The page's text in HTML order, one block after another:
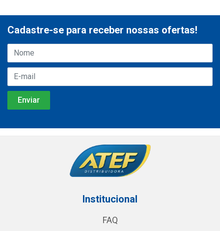
Cadastre-se para receber nossas ofertas!
Institucional
FAQ